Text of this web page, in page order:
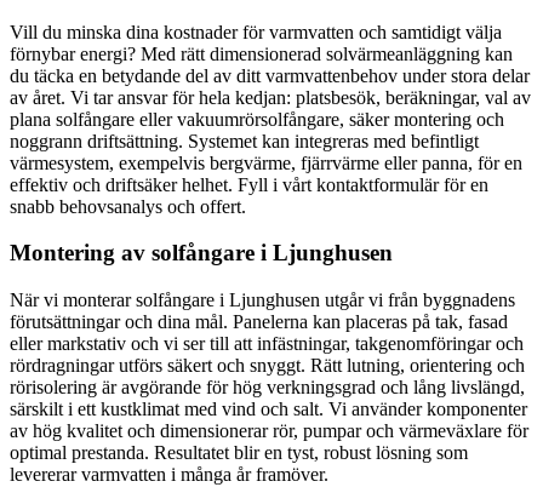
Vill du minska dina kostnader för varmvatten och samtidigt välja
förnybar energi? Med rätt dimensionerad solvärmeanläggning kan
du täcka en betydande del av ditt varmvattenbehov under stora delar
av året. Vi tar ansvar för hela kedjan: platsbesök, beräkningar, val av
plana solfångare eller vakuumrörsolfångare, säker montering och
noggrann driftsättning. Systemet kan integreras med befintligt
värmesystem, exempelvis bergvärme, fjärrvärme eller panna, för en
effektiv och driftsäker helhet. Fyll i vårt kontaktformulär för en
snabb behovsanalys och offert.
Montering av solfångare i Ljunghusen
När vi monterar solfångare i Ljunghusen utgår vi från byggnadens
förutsättningar och dina mål. Panelerna kan placeras på tak, fasad
eller markstativ och vi ser till att infästningar, takgenomföringar och
rördragningar utförs säkert och snyggt. Rätt lutning, orientering och
rörisolering är avgörande för hög verkningsgrad och lång livslängd,
särskilt i ett kustklimat med vind och salt. Vi använder komponenter
av hög kvalitet och dimensionerar rör, pumpar och värmeväxlare för
optimal prestanda. Resultatet blir en tyst, robust lösning som
levererar varmvatten i många år framöver.